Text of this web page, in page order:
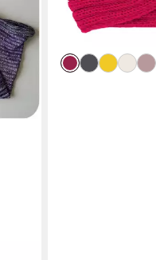
12,99 € UVP14,99
-13%